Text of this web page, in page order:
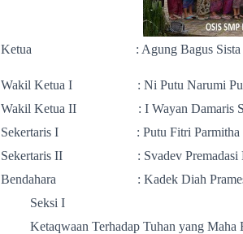
Ketua : Agung Bagus Sista
Wakil Ketua I : Ni Putu Narumi
Wakil Ketua II : I Wayan Damaris
Sekertaris I : Putu Fitri Parmitha
Sekertaris II : Svadev Premadasi
Bendahara : Kadek Diah Pramesti
Seksi I
Ketaqwaan Terhadap Tuhan yang Maha